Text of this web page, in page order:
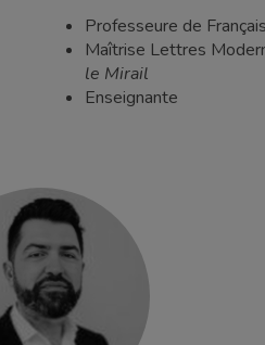
Professeure de Français
Maîtrise Lettres
le Mirail
Enseignante